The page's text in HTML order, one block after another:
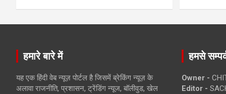
हमारे बारे में
यह एक हिंदी वेब न्यूज़ पोर्टल है जिसमें ब्रेकिंग न्यूज़ के
अलावा राजनीति, प्रशासन, ट्रेंडिंग न्यूज, बॉलीवुड, खेल
हमसे
Owner -
Editor -